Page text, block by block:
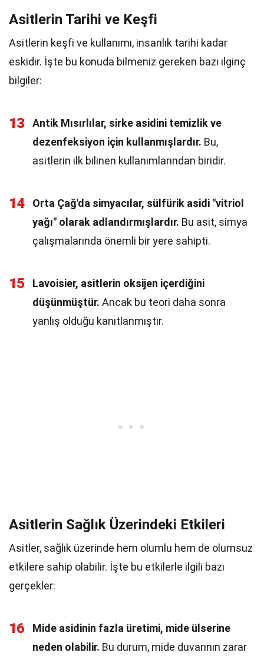
Asitlerin Tarihi ve Keşfi
Asitlerin keşfi ve kullanımı, insanlık tarihi kadar
eskidir. İşte bu konuda bilmeniz gereken bazı ilginç
bilgiler:
13
Antik Mısırlılar, sirke asidini temizlik ve
dezenfeksiyon için kullanmışlardır. Bu,
asitlerin ilk bilinen kullanımlarından biridir.
14
Orta Çağ'da simyacılar, sülfürik asidi "vitriol
yağı" olarak adlandırmışlardır. Bu asit, simya
çalışmalarında önemli bir yere sahipti.
15
Lavoisier, asitlerin oksijen içerdiğini
düşünmüştür. Ancak bu teori daha sonra
yanlış olduğu kanıtlanmıştır.
Asitlerin Sağlık Üzerindeki Etkileri
Asitler, sağlık üzerinde hem olumlu hem de olumsuz
etkilere sahip olabilir. İşte bu etkilerle ilgili bazı
gerçekler:
16
Mide asidinin fazla üretimi, mide ülserine
neden olabilir. Bu durum, mide duvarının zarar